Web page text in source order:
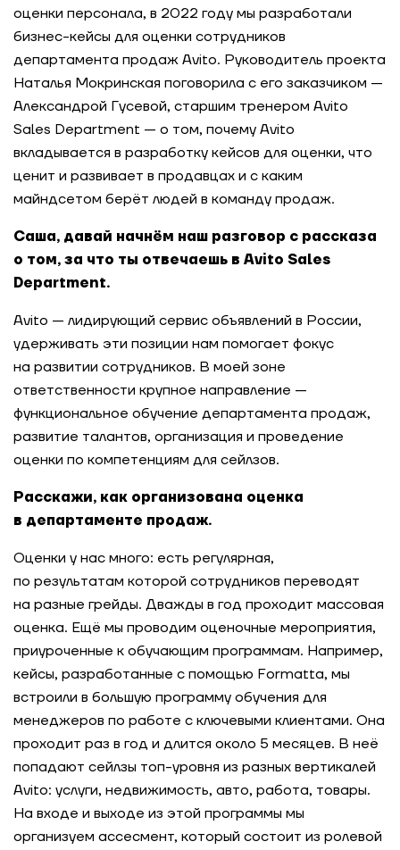
оценки персонала, в 2022 году мы разработали
бизнес-кейсы для оценки сотрудников
департамента продаж Avito. Руководитель проекта
Наталья Мокринская поговорила с его заказчиком —
Александрой Гусевой, старшим тренером Avito
Sales Department — о том, почему Avito
вкладывается в разработку кейсов для оценки, что
ценит и развивает в продавцах и с каким
майндсетом берёт людей в команду продаж.
Саша, давай начнём наш разговор с рассказа
о том, за что ты отвечаешь в Avito Sales
Department.
Avito — лидирующий сервис объявлений в России,
удерживать эти позиции нам помогает фокус
на развитии сотрудников. В моей зоне
ответственности крупное направление —
функциональное обучение департамента продаж,
развитие талантов, организация и проведение
оценки по компетенциям для сейлзов.
Расскажи, как организована оценка
в департаменте продаж.
Оценки у нас много: есть регулярная,
по результатам которой сотрудников переводят
на разные грейды. Дважды в год проходит массовая
оценка. Ещё мы проводим оценочные мероприятия,
приуроченные к обучающим программам. Например,
кейсы, разработанные с помощью Formatta, мы
встроили в большую программу обучения для
менеджеров по работе с ключевыми клиентами. Она
проходит раз в год и длится около 5 месяцев. В неё
попадают сейлзы топ-уровня из разных вертикалей
Avito: услуги, недвижимость, авто, работа, товары.
На входе и выходе из этой программы мы
организуем ассесмент, который состоит из ролевой